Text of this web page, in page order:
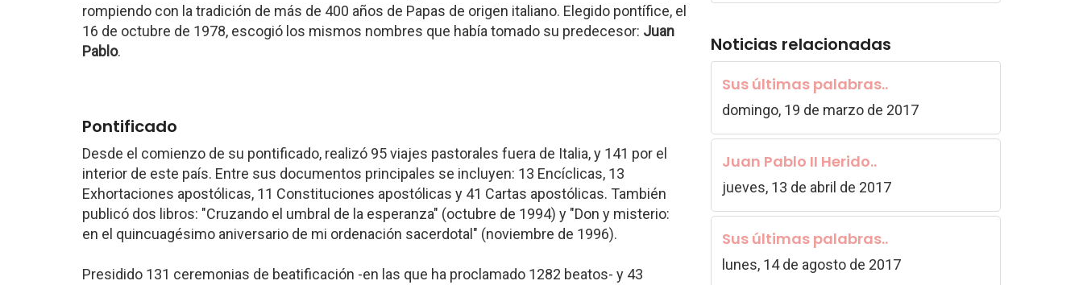
rompiendo con la tradición de más de 400 años de Papas de origen italiano. Elegido pontífice, el
16 de octubre de 1978, escogió los mismos nombres que había tomado su predecesor: Juan
Pablo.
Pontificado
Desde el comienzo de su pontificado, realizó 95 viajes pastorales fuera de Italia, y 141 por el
interior de este país. Entre sus documentos principales se incluyen: 13 Encíclicas, 13
Exhortaciones apostólicas, 11 Constituciones apostólicas y 41 Cartas apostólicas. También
publicó dos libros: "Cruzando el umbral de la esperanza" (octubre de 1994) y "Don y misterio:
en el quincuagésimo aniversario de mi ordenación sacerdotal" (noviembre de 1996).
Presidido 131 ceremonias de beatificación -en las que ha proclamado 1282 beatos- y 43
Noticias relacionadas
Sus últimas palabras..
domingo, 19 de marzo de 2017
Juan Pablo II Herido..
jueves, 13 de abril de 2017
Sus últimas palabras..
lunes, 14 de agosto de 2017